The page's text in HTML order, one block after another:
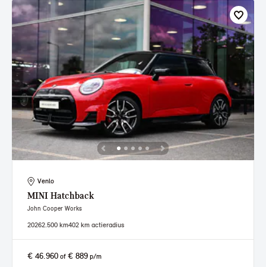
Venlo
MINI Hatchback
John Cooper Works
20262.500 km402 km actieradius
€ 46.960 of € 889 p/m